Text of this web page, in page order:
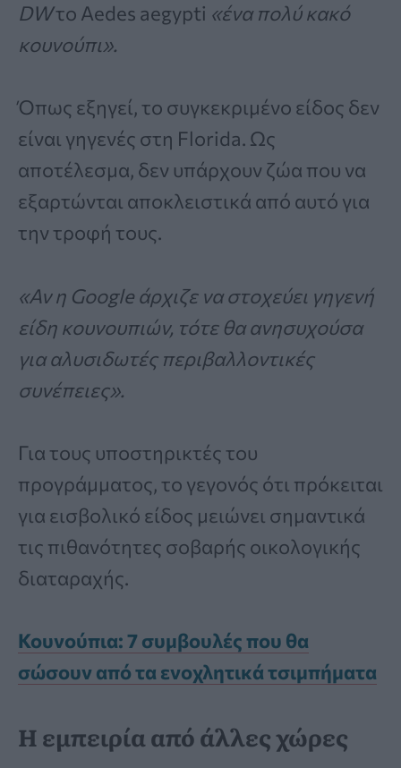
DWτο Aedes aegypti «ένα πολύ κακό
κουνούπι».
Όπως εξηγεί, το συγκεκριμένο είδος δεν
είναι γηγενές στη Florida. Ως
αποτέλεσμα, δεν υπάρχουν ζώα που να
εξαρτώνται αποκλειστικά από αυτό για
την τροφή τους.
«Αν η Google άρχιζε να στοχεύει γηγενή
είδη κουνουπιών, τότε θα ανησυχούσα
για αλυσιδωτές περιβαλλοντικές
συνέπειες».
Για τους υποστηρικτές του
προγράμματος, το γεγονός ότι πρόκειται
για εισβολικό είδος μειώνει σημαντικά
τις πιθανότητες σοβαρής οικολογικής
διαταραχής.
Κουνούπια: 7 συμβουλές που θα
σώσουν από τα ενοχλητικά τσιμπήματα
Η εμπειρία από άλλες χώρες